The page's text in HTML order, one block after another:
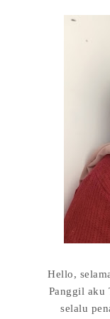
Hello,
Panggil aku
selalu